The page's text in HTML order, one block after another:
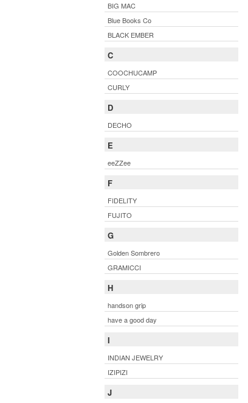
BIG MAC
Blue Books Co
BLACK EMBER
C
COOCHUCAMP
CURLY
D
DECHO
E
eeZZee
F
FIDELITY
FUJITO
G
Golden Sombrero
GRAMICCI
H
handson grip
have a good day
I
INDIAN JEWELRY
IZIPIZI
J